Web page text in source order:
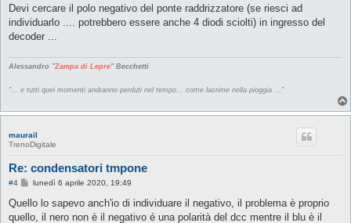
s
a
g
Devi cercare il polo negativo del ponte raddrizzatore (se riesci ad
individuarlo .... potrebbero essere anche 4 diodi sciolti) in ingresso del
decoder ...
Alessandro "Zampa di Lepre" Becchetti
"... e tutti quei momenti andranno perduti nel tempo... come lacrime nella pioggia ..."
maurail
TrenoDigitale
Re: condensatori tmpone
#4
M
s
a
lunedì 6 aprile 2020, 19:49
Quello lo sapevo anch'io di individuare il negativo, il problema è proprio
quello, il nero non è il negativo é una polarità del dcc mentre il blu è il